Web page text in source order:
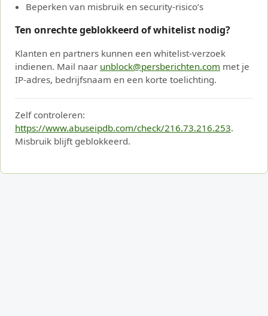
Beperken van misbruik en security-risico’s
Ten onrechte geblokkeerd of whitelist nodig?
Klanten en partners kunnen een whitelist-verzoek
indienen. Mail naar unblock@persberichten.com met je
IP-adres, bedrijfsnaam en een korte toelichting.
Zelf controleren:
https://www.abuseipdb.com/check/216.73.216.253.
Misbruik blijft geblokkeerd.